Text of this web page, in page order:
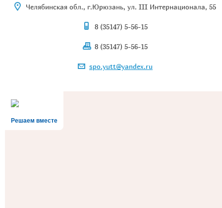
Челябинская обл., г.Юрюзань, ул. III Интернационала, 55
8 (35147) 5-56-15
8 (35147) 5-56-15
spo.yutt@yandex.ru
Решаем вместе